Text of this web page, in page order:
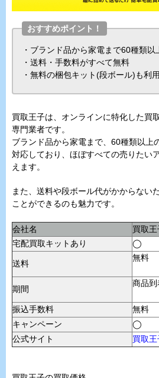
おすすめポイント！
・ブランド品から家電まで60種類
・送料・手数料がすべて無料
・無料の梱包キット(段ボール)も利
買取王子は、オンラインに特化した買
専門業者です。
ブランド品から家電まで、60種類以上
対応しており、ほぼすべての売りたい
えます。
また、送料や段ボール代がかからない
ことができるのも魅力です。
会社名
買取王
宅配買取キットあり
◯
送料
無料
期間
商品
振込手数料
無料
キャンペーン
◯
公式サイト
買取王